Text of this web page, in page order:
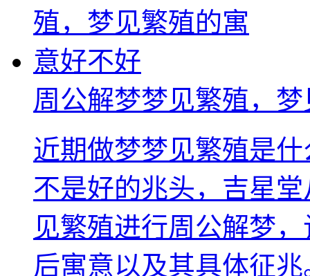
周公解梦梦见繁殖，
近期做梦梦见繁殖是
不是好的兆头，吉星
见繁殖进行周公解梦
后寓意以及其具体征兆